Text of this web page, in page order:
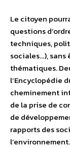
Le citoyen
questions
techniques,
sociales…),
thématiques.
l’Encyclopédie
cheminement
de la prise de
de
rapports des